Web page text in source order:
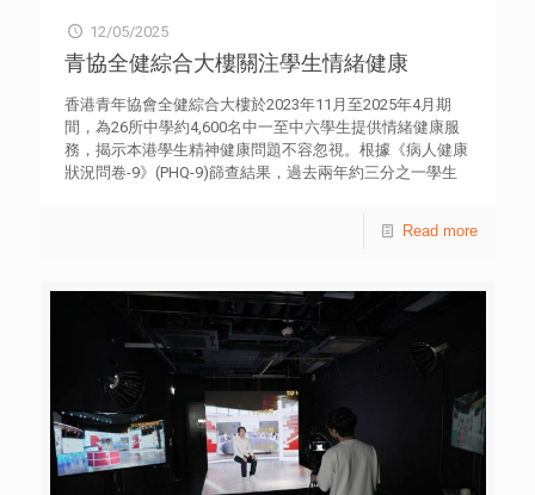
12/05/2025
青協全健綜合大樓關注學生情緒健康
香港青年協會全健綜合大樓於2023年11月至2025年4月期
間，為26所中學約4,600名中一至中六學生提供情緒健康服
務，揭示本港學生精神健康問題不容忽視。根據《病人健康
狀況問卷-9》(PHQ-9)篩查結果，過去兩年約三分之一學生
落、抑鬱或絕望」，28.4%學生曾有死亡或自殘想法，其中
及人際關係。 為應對學生需要，青協過去一年配合三層應
急機制，設計以互動體驗為主的情緒展覽、工作坊或講座，
加上精神健康風險量表（phq9- patient health
questionnaire)，篩查學生的精神健康風險，發現37%需要
第二層支援的學生。另透過小組輔導及朋輩支持，經前後測
自評問卷，大部分人情況均有改善，六成學生的抗逆力及及
生活質素滿意度提升；62.5%學生抑鬱徵狀有改善。 為進
一步支援學生，青協提出多項建議，包括重新整合資源以更
有效策略支援第二層學生，防止問題惡化；推出「精神健康
Read more